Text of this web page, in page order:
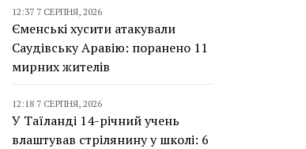
12:37 7 СЕРПНЯ, 2026
Єменські хусити атакували
Саудівську Аравію: поранено 11
мирних жителів
12:18 7 СЕРПНЯ, 2026
У Таїланді 14-річний учень
влаштував стрілянину у школі: 6